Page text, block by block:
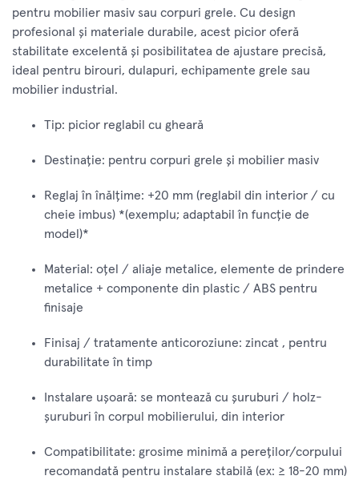
pentru mobilier masiv sau corpuri grele. Cu design
profesional și materiale durabile, acest picior oferă
stabilitate excelentă și posibilitatea de ajustare precisă,
ideal pentru birouri, dulapuri, echipamente grele sau
mobilier industrial.
Tip: picior reglabil cu gheară
Destinație: pentru corpuri grele și mobilier masiv
Reglaj în înălțime: +20 mm (reglabil din interior / cu
cheie imbus) *(exemplu; adaptabil în funcție de
model)*
Material: oțel / aliaje metalice, elemente de prindere
metalice + componente din plastic / ABS pentru
finisaje
Finisaj / tratamente anticoroziune: zincat , pentru
durabilitate în timp
Instalare ușoară: se montează cu șuruburi / holz-
șuruburi în corpul mobilierului, din interior
Compatibilitate: grosime minimă a pereților/corpului
recomandată pentru instalare stabilă (ex: ≥ 18-20 mm)